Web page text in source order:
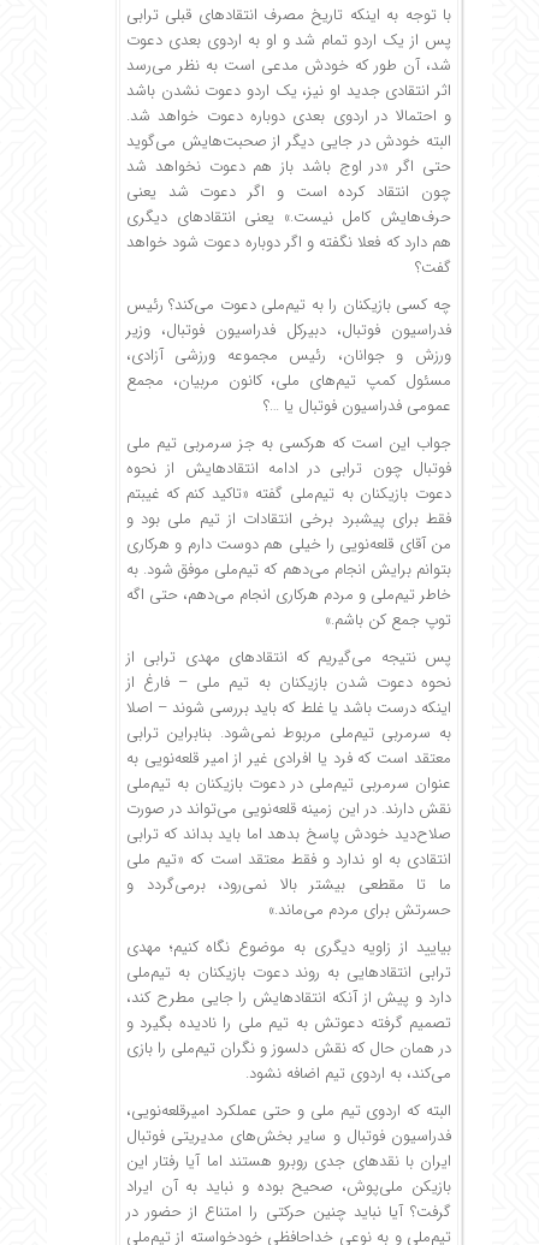
با توجه به اینکه تاریخ مصرف انتقادهای قبلی ترابی
پس از یک اردو تمام شد و او به اردوی بعدی دعوت
شد، آن طور که خودش مدعی است به نظر می‌رسد
اثر انتقادی جدید او نیز، یک اردو دعوت نشدن باشد
و احتمالا در اردوی بعدی دوباره دعوت خواهد شد.
البته خودش در جایی دیگر از صحبت‌هایش می‌گوید
حتی اگر «در اوج باشد باز هم دعوت نخواهد شد
چون انتقاد کرده است و اگر دعوت شد یعنی
حرف‌هایش کامل نیست.» یعنی انتقادهای دیگری
هم دارد که فعلا نگفته و اگر دوباره دعوت شود خواهد
گفت؟
چه کسی بازیکنان را به تیم‌ملی دعوت می‌کند؟ رئیس
فدراسیون فوتبال، دبیرکل فدراسیون فوتبال، وزیر
ورزش و جوانان، رئیس مجموعه ورزشی آزادی،
مسئول کمپ تیم‌های ملی، کانون مربیان، مجمع
عمومی فدراسیون فوتبال یا …؟
جواب این است که هرکسی به جز سرمربی تیم ملی
فوتبال چون ترابی در ادامه انتقادهایش از نحوه
دعوت بازیکنان به تیم‌ملی گفته «تاکید کنم که غیبتم
فقط برای پیشبرد برخی انتقادات از تیم ملی بود و
من آقای قلعه‌نویی را خیلی‌ هم دوست دارم و هرکاری‌
بتوانم برایش انجام می‌دهم که تیم‌ملی موفق شود. به
خاطر تیم‌ملی‌ و مردم هرکاری انجام می‌دهم، حتی اگه
توپ جمع کن باشم.»
پس نتیجه می‌گیریم که انتقادهای مهدی ترابی از
نحوه دعوت شدن بازیکنان به تیم ملی – فارغ از
اینکه درست باشد یا غلط که باید بررسی شوند – اصلا
به سرمربی تیم‌ملی مربوط نمی‌شود. بنابراین ترابی
معتقد است که فرد یا افرادی غیر از امیر قلعه‌نویی به
عنوان سرمربی تیم‌ملی در دعوت بازیکنان به تیم‌ملی
نقش دارند. در این زمینه قلعه‌نویی می‌تواند در صورت
صلاح‌دید خودش پاسخ بدهد اما باید بداند که ترابی
انتقادی به او ندارد و فقط معتقد است که «تیم ملی
ما تا مقطعی بیشتر بالا نمی‌رود، برمی‌گردد و
حسرتش برای مردم می‌ماند.»
بیایید از زاویه دیگری به موضوع نگاه کنیم؛ مهدی
ترابی انتقادهایی به روند دعوت بازیکنان به تیم‌ملی
دارد و پیش از آنکه انتقادهایش را جایی مطرح کند،
تصمیم گرفته دعوتش به تیم ملی را نادیده بگیرد و
در همان حال که نقش دلسوز و نگران تیم‌ملی را بازی
می‌کند، به اردوی تیم اضافه نشود.
البته که اردوی تیم ملی و حتی عملکرد امیرقلعه‌نویی،
فدراسیون فوتبال و سایر بخش‌های مدیریتی فوتبال
ایران با نقدهای جدی روبرو هستند اما آیا رفتار این
بازیکن ملی‌پوش، صحیح بوده و نباید به آن ایراد
گرفت؟ آیا نباید چنین حرکتی را امتناع از حضور در
تیم‌ملی و به نوعی خداحافظی خودخواسته از تیم‌ملی